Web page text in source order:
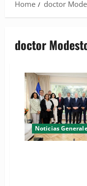
Home
doctor
doctor
Noticias